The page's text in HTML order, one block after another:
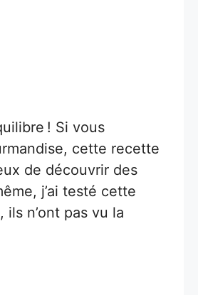
! Si vous
cette recette
de découvrir des
j’ai testé cette
n’ont pas vu la